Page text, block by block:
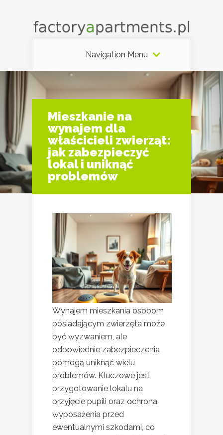
Navigation Menu
Mieszkanie na
wynajem dla
właścicieli zwierząt:
jak zabezpieczyć
lokal i uniknąć
problemów
Wynajem mieszkania osobom
posiadającym zwierzęta może
być wyzwaniem, ale
odpowiednie zabezpieczenia
pomogą uniknąć wielu
problemów. Kluczowe jest
przygotowanie lokalu na
przyjęcie pupili oraz ochrona
wyposażenia przed
ewentualnymi szkodami, co